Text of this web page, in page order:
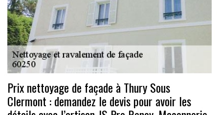
Prix nettoyage de façade à Thury Sous
Clermont : demandez le devis pour avoir les